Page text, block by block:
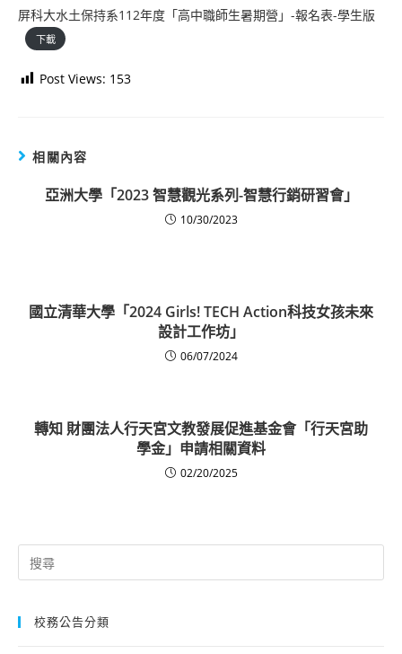
屏科大水土保持系112年度「高中職師生暑期營」-報名表-學生版
下載
Post Views: 153
相關內容
亞洲大學「2023 智慧觀光系列-智慧行銷研習會」
10/30/2023
國立清華大學「2024 Girls! TECH Action科技女孩未來
設計工作坊」
06/07/2024
轉知 財團法人行天宮文教發展促進基金會「行天宮助
學金」申請相關資料
02/20/2025
Search
for:
校務公告分類